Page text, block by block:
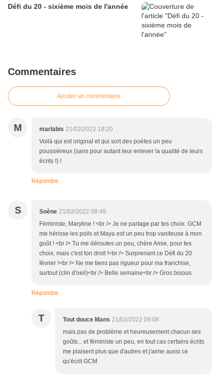
Défi du 20 - sixième mois de l'année
Commentaires
Ajouter un commentaire
M marlabis 21/02/2022 18:20
Voilà qui est original et qui sort des poètes un peu
poussiéreux (sans pour autant leur enlever la qualité de leurs
écrits !) !
Répondre
S Soène 21/02/2022 08:49
Féministe, Maryline ! <br /> Je ne partage par tes choix. GCM
me hérisse les poils et Maya est un peu trop vaniteuse à mon
goût ! <br /> Tu me déroutes un peu, chère Amie, pour tes
choix, mais c'est ton droit !<br /> Surprenant ce Défi du 20
février !<br /> Ne me tiens pas rigueur pour ma franchise,
surtout (clin d'oeil)<br /> Belle semaine<br /> Gros bisous
Répondre
T Tout douce Mans 21/02/2022 09:08
mais pas de problème et heureusement chacun ses
goûts... et féministe un peu, en tout cas certains écrits
me plaisent plus que d'autres et j'aime aussi ce
qu'écrit GCM